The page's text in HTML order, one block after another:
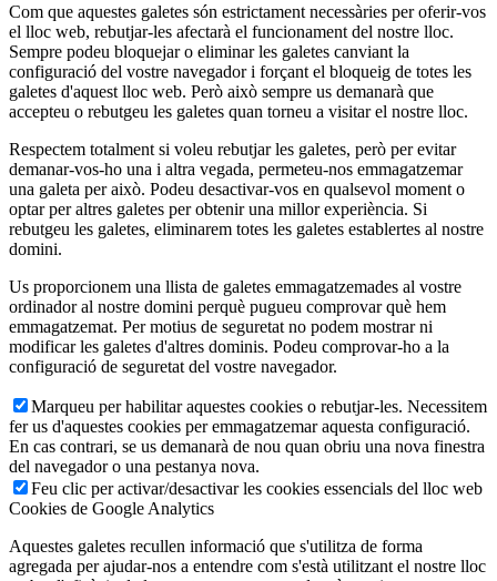
Com que aquestes galetes són estrictament necessàries per oferir-vos
el lloc web, rebutjar-les afectarà el funcionament del nostre lloc.
Sempre podeu bloquejar o eliminar les galetes canviant la
configuració del vostre navegador i forçant el bloqueig de totes les
galetes d'aquest lloc web. Però això sempre us demanarà que
accepteu o rebutgeu les galetes quan torneu a visitar el nostre lloc.
Respectem totalment si voleu rebutjar les galetes, però per evitar
demanar-vos-ho una i altra vegada, permeteu-nos emmagatzemar
una galeta per això. Podeu desactivar-vos en qualsevol moment o
optar per altres galetes per obtenir una millor experiència. Si
rebutgeu les galetes, eliminarem totes les galetes establertes al nostre
domini.
Us proporcionem una llista de galetes emmagatzemades al vostre
ordinador al nostre domini perquè pugueu comprovar què hem
emmagatzemat. Per motius de seguretat no podem mostrar ni
modificar les galetes d'altres dominis. Podeu comprovar-ho a la
configuració de seguretat del vostre navegador.
Marqueu per habilitar aquestes cookies o rebutjar-les. Necessitem
fer us d'aquestes cookies per emmagatzemar aquesta configuració.
En cas contrari, se us demanarà de nou quan obriu una nova finestra
del navegador o una pestanya nova.
Feu clic per activar/desactivar les cookies essencials del lloc web
Cookies de Google Analytics
Aquestes galetes recullen informació que s'utilitza de forma
agregada per ajudar-nos a entendre com s'està utilitzant el nostre lloc